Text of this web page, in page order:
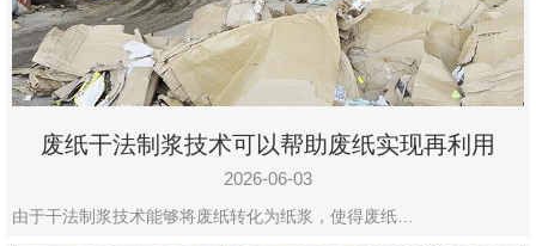
废纸干法制浆技术可以帮助废纸实现再利用
2026-06-03
由于干法制浆技术能够将废纸转化为纸浆，使得废纸…